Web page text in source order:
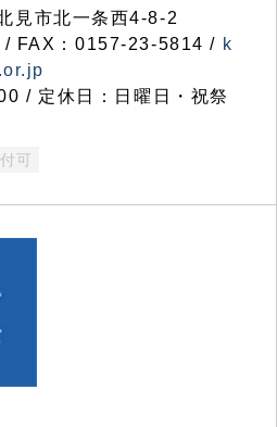
見市北一条西4-8-2
FAX：0157-23-5814 / k
/ 定休日：日曜日・祝祭
可